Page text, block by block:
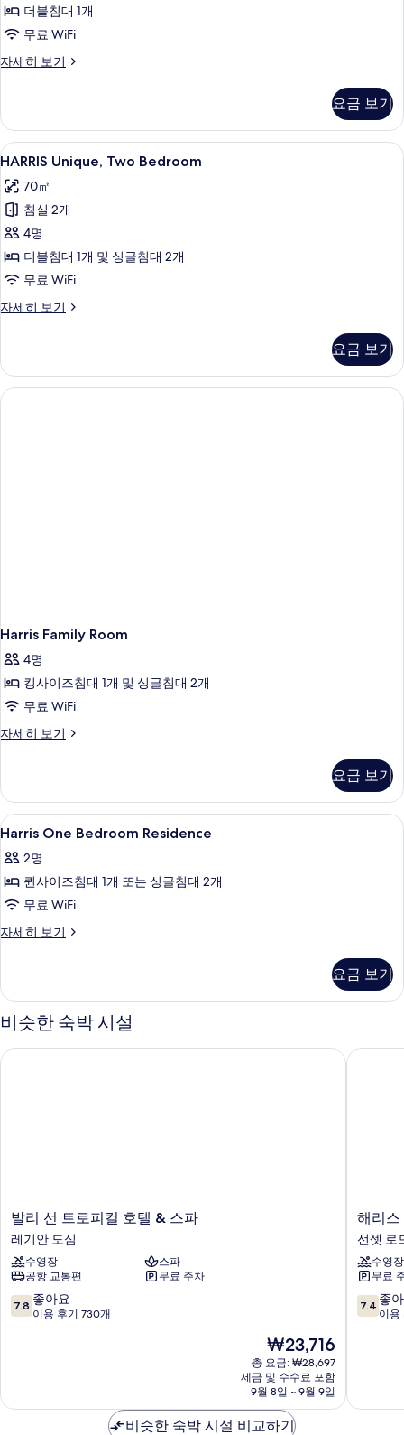
사
진
모
기
더블침대 1개
무료 WiFi
자세히 보기
HARRIS
자
세
히
기
요금 보기
HARRIS
Unique,
Two
Bedroom
사
진
모
두
HARRIS Unique, Two Bedroom | 미
4
HARRIS Unique, Two Bedroom
70㎡
침실 2개
4명
더블침대 1개 및 싱글침대 2개
무료 WiFi
자세히 보기
HARRIS
자
세
히
요금 보기
Harris Family Room
4명
킹사이즈침대 1개 및 싱글침대 2개
무료 WiFi
자세히 보기
Harris
세
히
보
요금 보기
Harris
One
Bedroom
Residence
사
진
보
기
1
Harris One Bedroom Residence
2명
퀸사이즈침대 1개 또는 싱글침대 2개
무료 WiFi
자세히 보기
Harris
자
세
히
기
요금 보기
비슷한 숙박 시설
발
리
선
트
로
피
컬
레
발리 선 트로피컬 호텔 & 스파
레기안 도심
수영장
스파
공항 교통편
무료 주차
10
점
좋
7.8 좋아요
이용 후기 730개
현
재
요
금
₩23,716
₩23,716
총 요금: ₩28,697
세금 및 수수료 포함
9월 8일 ~ 9월 9일
발리 선 트로피컬 호텔 & 스파
해
리
스
호
텔
&
레
로
해리스
선셋 로
수영장
무료
10
점
좋
7.4 좋
이용
해리스
비슷한 숙박 시설 비교하기